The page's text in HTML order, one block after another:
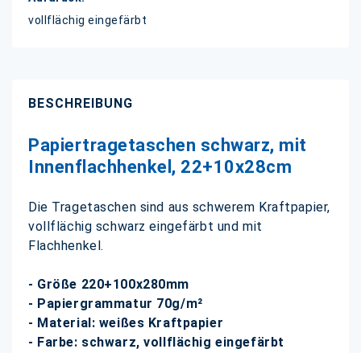
vollflächig eingefärbt
BESCHREIBUNG
Papiertragetaschen schwarz, mit
Innenflachhenkel, 22+10x28cm
Die Tragetaschen sind aus schwerem Kraftpapier,
vollflächig schwarz eingefärbt und mit
Flachhenkel.
- Größe 220+100x280mm
- Papiergrammatur 70g/m²
- Material: weißes Kraftpapier
- Farbe: schwarz, vollflächig eingefärbt